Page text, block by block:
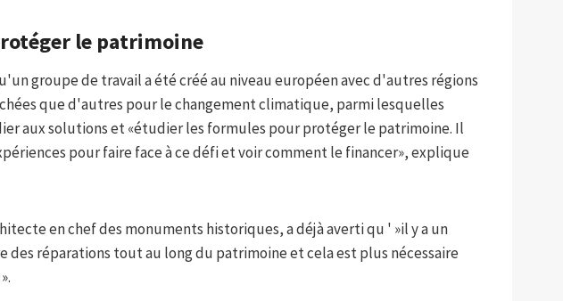
le patrimoine
groupe de travail a été créé au niveau européen avec d'autres régions
que d'autres pour le changement climatique, parmi lesquelles
aux solutions et «étudier les formules pour protéger le patrimoine. Il
pour faire face à ce défi et voir comment le financer», explique
en chef des monuments historiques, a déjà averti qu ' »il y a un
des réparations tout au long du patrimoine et cela est plus nécessaire